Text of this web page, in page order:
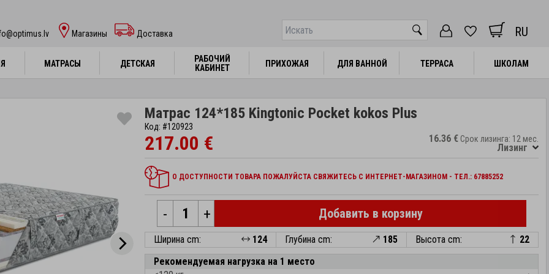
Mагазины Доставка RU
МАТРАСЫ ДЕТСКАЯ
РАБОЧИЙ
КАБИНЕТ
ПРИХОЖАЯ ДЛЯ ВАННОЙ ТЕРРАСА ШКОЛАМ
МАТРАСЫ ДЕТСКАЯ
РАБОЧИЙ
КАБИНЕТ
ПРИХОЖАЯ ДЛЯ ВАННОЙ ТЕРРАСА ШКОЛАМ
Матрас 124*185 Kingtonic Pocket kokos Plus
Код: #120923
217.00 € 16.36 € Срок лизинга: 12 мес.
Лизинг
О ДОСТУПНОСТИ ТОВАРА ПОЖАЛУЙСТА СВЯЖИТЕСЬ С ИНТЕРНЕТ-МАГАЗИНОМ - ТЕЛ.: 67885252
- + Добавить в корзину
Ширина cm: 124 Глубина cm: 185 Высота cm:
22
Рекомендуемая нагрузка на 1 место